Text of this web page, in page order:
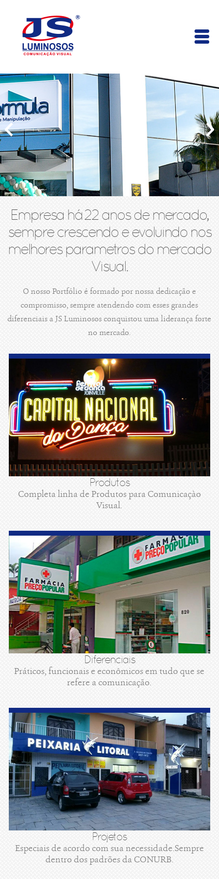
Empresa há 22 anos de mercado,
sempre crescendo e evoluindo nos
melhores parametros do mercado
Visual.
O nosso Portfólio é formado por nossa dedicação e
compromisso, sempre atendendo com esses grandes
diferenciais a JS Luminosos conquistou uma liderança forte
no mercado.
Produtos
Completa linha de Produtos para Comunicaçào
Visual.
Diferenciais
Práticos, funcionais e econômicos em tudo que se
refere a comunicação.
Projetos
Especiais de acordo com sua necessidade.Sempre
dentro dos padrões da CONURB.